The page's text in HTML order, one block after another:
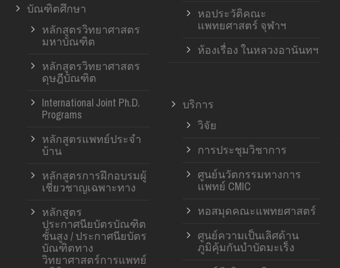
บัณฑิตศึกษา
หลักสูตรวิทยาศาสตร
มหาบัณฑิต
หลักสูตรวิทยาศาสตร
ดุษฎีบัณฑิต
International Joint Ph.D.
Programs
หลักสูตรแพทย์ประจำ
บ้าน
หลักสูตรการฝึกอบรมผู้
เชี่ยวชาญเฉพาะทาง
หลักสูตร
ประกาศนียบัตรบัณฑิต
ชั้นสูง / ประกาศนียบัตร
บัณฑิตทาง
วิทยาศาสตร์การแพทย์
หอประวัติคณะ
แพทยศาสตร์ จุฬาฯ
ห้องเรื่อง ในหลวงอานันทฯ
บริการ
วิจัย
การประชุมวิชาการ
ศูนย์นวัตกรรมทางการ
แพทย์ CMIC
หอสมุดคณะแพทยศาสตร์
ศูนย์ความเป็นเลิศด้าน
ภูมิคุ้มกันบำบัดมะเร็ง